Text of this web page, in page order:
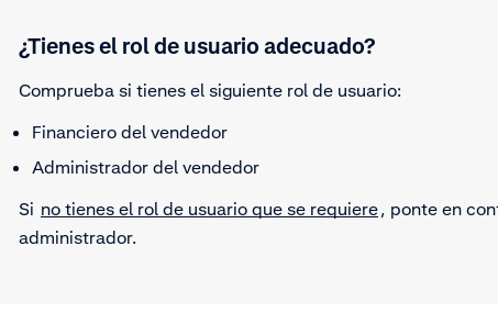
¿Tienes el rol de usuario adecuado?
Comprueba si tienes el siguiente rol de usuario:
Financiero del vendedor
Administrador del vendedor
Si no tienes el rol de usuario que se requiere, ponte en
administrador.